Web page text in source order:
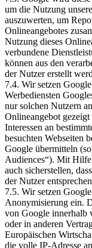
um die Nutzung
auszuwerten, um
Onlineangebotes
Nutzung dieses
verbundene
können aus den
der Nutzer erstellt
7.4. Wir setzen
Werbediensten
nur solchen Nutzern
Onlineangebot
Interessen an
besuchten Webseiten
Google übermitteln
Audiences“). Mit
auch sicherstellen,
der Nutzer
7.5. Wir setzen
Anonymisierung ein.
von Google innerhalb
oder in anderen
Europäischen
die volle IP-Adresse